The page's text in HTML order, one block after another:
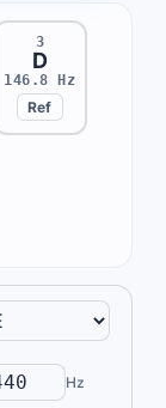
3
D
146.8 Hz
Ref
Hz